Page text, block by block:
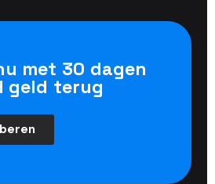
met 30 dagen
geld terug